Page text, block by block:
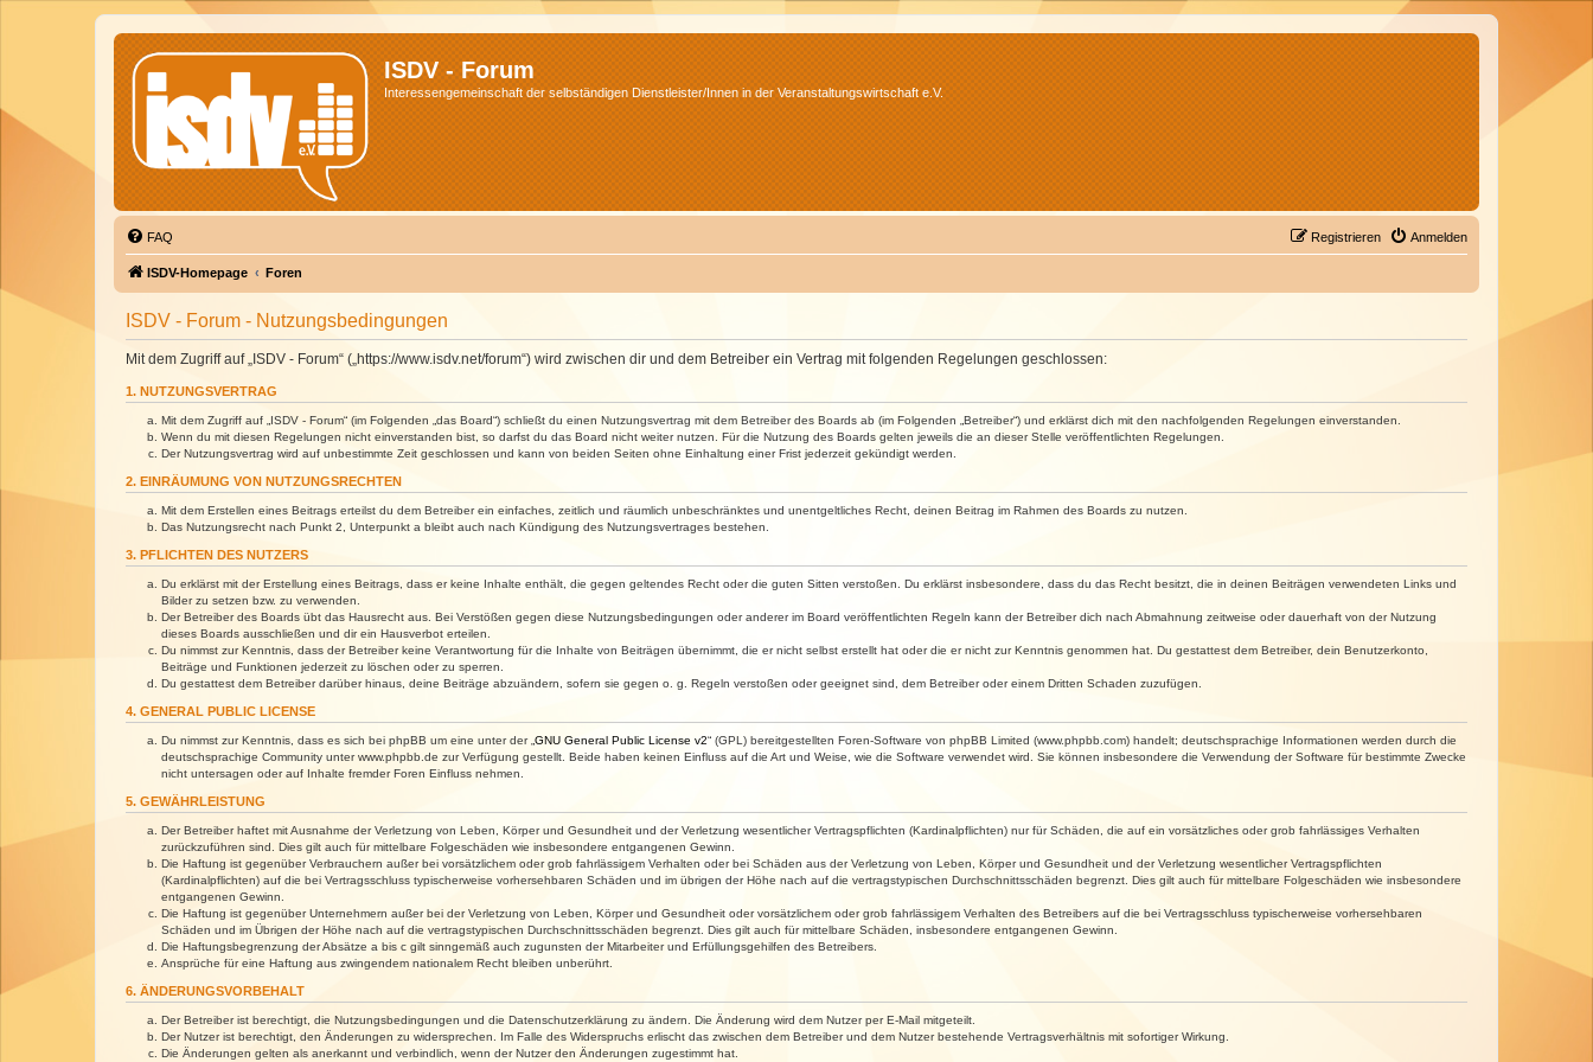
ISDV - Forum
Interessengemeinschaft der selbständigen Dienstleister/Innen in der Veranstaltungswirtschaft e.V.
FAQ Anmelden
Registrieren
ISDV-Homepage Foren
ISDV - Forum - Nutzungsbedingungen
Mit dem Zugriff auf „ISDV - Forum“ („https://www.isdv.net/forum“) wird zwischen dir und dem Betreiber ein Vertrag mit folgenden Regelungen geschlossen:
1. NUTZUNGSVERTRAG
Mit dem Zugriff auf „ISDV - Forum“ (im Folgenden „das Board“) schließt du einen Nutzungsvertrag mit dem Betreiber des Boards ab (im Folgenden „Betreiber“) und erklärst dich mit den nachfolgenden Regelungen einverstanden.
Wenn du mit diesen Regelungen nicht einverstanden bist, so darfst du das Board nicht weiter nutzen. Für die Nutzung des Boards gelten jeweils die an dieser Stelle veröffentlichten Regelungen.
Der Nutzungsvertrag wird auf unbestimmte Zeit geschlossen und kann von beiden Seiten ohne Einhaltung einer Frist jederzeit gekündigt werden.
2. EINRÄUMUNG VON NUTZUNGSRECHTEN
Mit dem Erstellen eines Beitrags erteilst du dem Betreiber ein einfaches, zeitlich und räumlich unbeschränktes und unentgeltliches Recht, deinen Beitrag im Rahmen des Boards zu nutzen.
Das Nutzungsrecht nach Punkt 2, Unterpunkt a bleibt auch nach Kündigung des Nutzungsvertrages bestehen.
3. PFLICHTEN DES NUTZERS
Du erklärst mit der Erstellung eines Beitrags, dass er keine Inhalte enthält, die gegen geltendes Recht oder die guten Sitten verstoßen. Du erklärst insbesondere, dass du das Recht besitzt, die in deinen Beiträgen verwendeten Links und
Bilder zu setzen bzw. zu verwenden.
Der Betreiber des Boards übt das Hausrecht aus. Bei Verstößen gegen diese Nutzungsbedingungen oder anderer im Board veröffentlichten Regeln kann der Betreiber dich nach Abmahnung zeitweise oder dauerhaft von der Nutzung
dieses Boards ausschließen und dir ein Hausverbot erteilen.
Du nimmst zur Kenntnis, dass der Betreiber keine Verantwortung für die Inhalte von Beiträgen übernimmt, die er nicht selbst erstellt hat oder die er nicht zur Kenntnis genommen hat. Du gestattest dem Betreiber, dein Benutzerkonto,
Beiträge und Funktionen jederzeit zu löschen oder zu sperren.
Du gestattest dem Betreiber darüber hinaus, deine Beiträge abzuändern, sofern sie gegen o. g. Regeln verstoßen oder geeignet sind, dem Betreiber oder einem Dritten Schaden zuzufügen.
4. GENERAL PUBLIC LICENSE
Du nimmst zur Kenntnis, dass es sich bei phpBB um eine unter der „ GNU General Public License v2“ (GPL) bereitgestellten Foren-Software von phpBB Limited (www.phpbb.com) handelt; deutschsprachige Informationen werden durch die
deutschsprachige Community unter www.phpbb.de zur Verfügung gestellt. Beide haben keinen Einfluss auf die Art und Weise, wie die Software verwendet wird. Sie können insbesondere die Verwendung der Software für bestimmte Zwecke
nicht untersagen oder auf Inhalte fremder Foren Einfluss nehmen.
5. GEWÄHRLEISTUNG
Der Betreiber haftet mit Ausnahme der Verletzung von Leben, Körper und Gesundheit und der Verletzung wesentlicher Vertragspflichten (Kardinalpflichten) nur für Schäden, die auf ein vorsätzliches oder grob fahrlässiges Verhalten
zurückzuführen sind. Dies gilt auch für mittelbare Folgeschäden wie insbesondere entgangenen Gewinn.
Die Haftung ist gegenüber Verbrauchern außer bei vorsätzlichem oder grob fahrlässigem Verhalten oder bei Schäden aus der Verletzung von Leben, Körper und Gesundheit und der Verletzung wesentlicher Vertragspflichten
(Kardinalpflichten) auf die bei Vertragsschluss typischerweise vorhersehbaren Schäden und im übrigen der Höhe nach auf die vertragstypischen Durchschnittsschäden begrenzt. Dies gilt auch für mittelbare Folgeschäden wie insbesondere
entgangenen Gewinn.
Die Haftung ist gegenüber Unternehmern außer bei der Verletzung von Leben, Körper und Gesundheit oder vorsätzlichem oder grob fahrlässigem Verhalten des Betreibers auf die bei Vertragsschluss typischerweise vorhersehbaren
Schäden und im Übrigen der Höhe nach auf die vertragstypischen Durchschnittsschäden begrenzt. Dies gilt auch für mittelbare Schäden, insbesondere entgangenen Gewinn.
Die Haftungsbegrenzung der Absätze a bis c gilt sinngemäß auch zugunsten der Mitarbeiter und Erfüllungsgehilfen des Betreibers.
Ansprüche für eine Haftung aus zwingendem nationalem Recht bleiben unberührt.
6. ÄNDERUNGSVORBEHALT
Der Betreiber ist berechtigt, die Nutzungsbedingungen und die Datenschutzerklärung zu ändern. Die Änderung wird dem Nutzer per E-Mail mitgeteilt.
Der Nutzer ist berechtigt, den Änderungen zu widersprechen. Im Falle des Widerspruchs erlischt das zwischen dem Betreiber und dem Nutzer bestehende Vertragsverhältnis mit sofortiger Wirkung.
Die Änderungen gelten als anerkannt und verbindlich, wenn der Nutzer den Änderungen zugestimmt hat.